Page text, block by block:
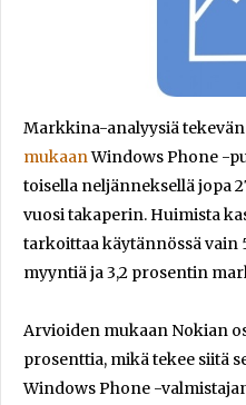
Markkina-analyysiä tekevän
mukaanWindows Phone -
toisella neljänneksellä jopa
vuosi takaperin. Huimista
tarkoittaa käytännössä vain
myyntiä ja 3,2 prosentin
Arvioiden mukaan Nokian
prosenttia, mikä tekee siitä
Windows Phone -